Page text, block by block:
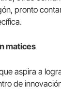
pronto
matices
aspira a
de